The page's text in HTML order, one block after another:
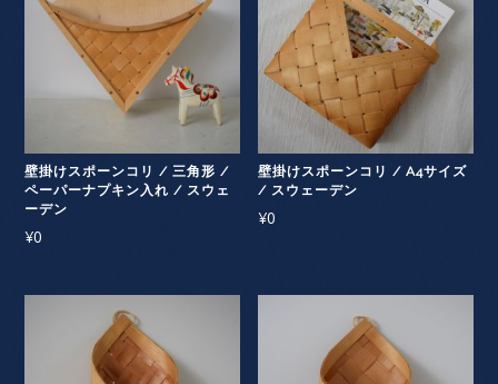
壁掛けスポーンコリ / 三角形 /
ペーパーナプキン入れ / スウェ
ーデン
¥0
壁掛けスポーンコリ / A4サイズ
/ スウェーデン
¥0